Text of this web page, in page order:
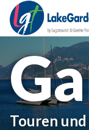
Touren